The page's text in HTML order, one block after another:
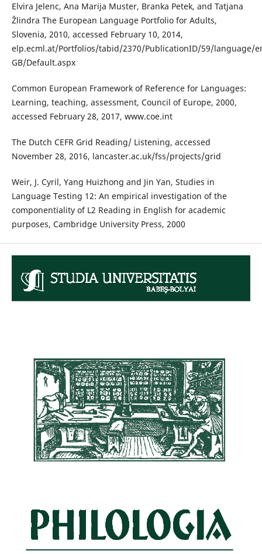
Elvira Jelenc, Ana Marija Muster, Branka Petek, and Tatjana
Žlindra The European Language Portfolio for Adults,
Slovenia, 2010, accessed February 10, 2014,
elp.ecml.at/Portfolios/tabid/2370/PublicationID/59/language/
GB/Default.aspx
Common European Framework of Reference for Languages:
Learning, teaching, assessment, Council of Europe, 2000,
accessed February 28, 2017, www.coe.int
The Dutch CEFR Grid Reading/ Listening, accessed
November 28, 2016, lancaster.ac.uk/fss/projects/grid
Weir, J. Cyril, Yang Huizhong and Jin Yan, Studies in
Language Testing 12: An empirical investigation of the
componentiality of L2 Reading in English for academic
purposes, Cambridge University Press, 2000